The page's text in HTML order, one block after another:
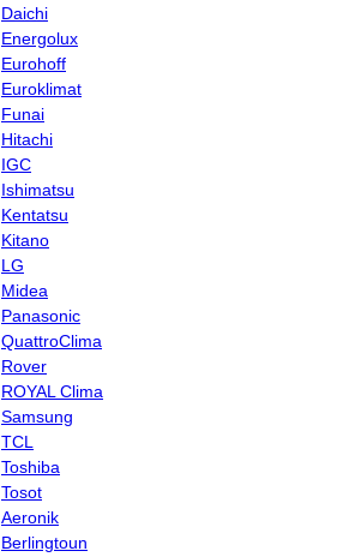
Daichi
Energolux
Eurohoff
Euroklimat
Funai
Hitachi
IGC
Ishimatsu
Kentatsu
Kitano
LG
Midea
Panasonic
QuattroClima
Rover
ROYAL Clima
Samsung
TCL
Toshiba
Tosot
Aeronik
Berlingtoun